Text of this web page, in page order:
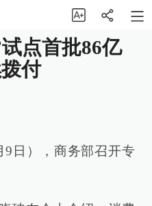
点首批86亿
付
9日），商务部召开专